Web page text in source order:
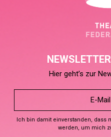
Hier geht’s zur
Ich bin damit einverstanden, dass
werden, um mich